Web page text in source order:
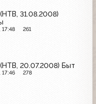
31.08.2008)
261
20.07.2008) Быт
278